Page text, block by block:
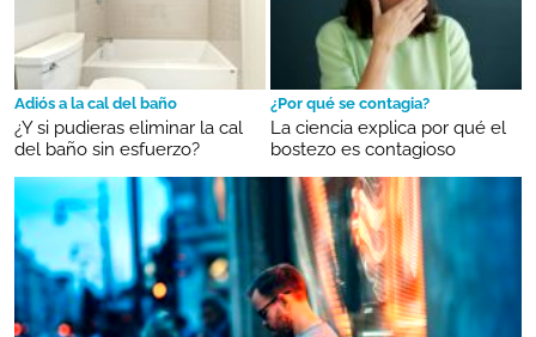
Adiós a la cal del baño
¿Y si pudieras eliminar la cal
del baño sin esfuerzo?
¿Por qué se contagia?
La ciencia explica por qué el
bostezo es contagioso